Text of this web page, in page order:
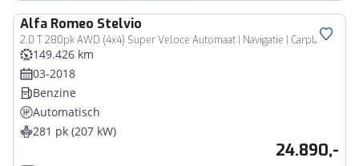
Alfa Romeo Stelvio
2.0 T 280pk AWD (4x4) Super Veloce Automaat | Navigatie | Carplay & Android Auto | Camera | Airco ECC | Panoramisch Open Dak | Parkeersensoren | Leder | Lichtmetalen Velgen | Dodehoek Detectie | Alarm | Isofix | 4 Seizoenen Banden | Zeer Compleet!!!
149.426 km
03-2018
Benzine
Automatisch
281 pk (207 kW)
24.890,-